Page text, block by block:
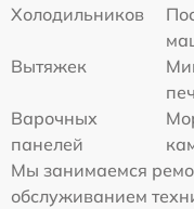
Холодильников
Вытяжек
Варочных
панелей
Мы занимаемся
обслуживанием